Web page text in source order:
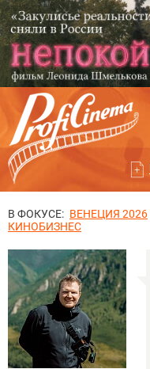
В ФОКУСЕ: ВЕНЕЦИЯ 2026
КИНОБИЗНЕС